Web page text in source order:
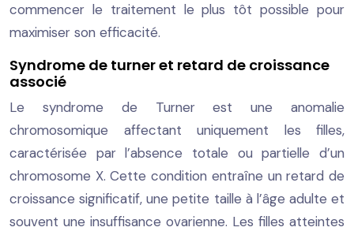
commencer le traitement le plus tôt possible pour
maximiser son efficacité.
Syndrome de turner et retard de croissance
associé
Le syndrome de Turner est une anomalie
chromosomique affectant uniquement les filles,
caractérisée par l’absence totale ou partielle d’un
chromosome X. Cette condition entraîne un retard de
croissance significatif, une petite taille à l’âge adulte et
souvent une insuffisance ovarienne. Les filles atteintes